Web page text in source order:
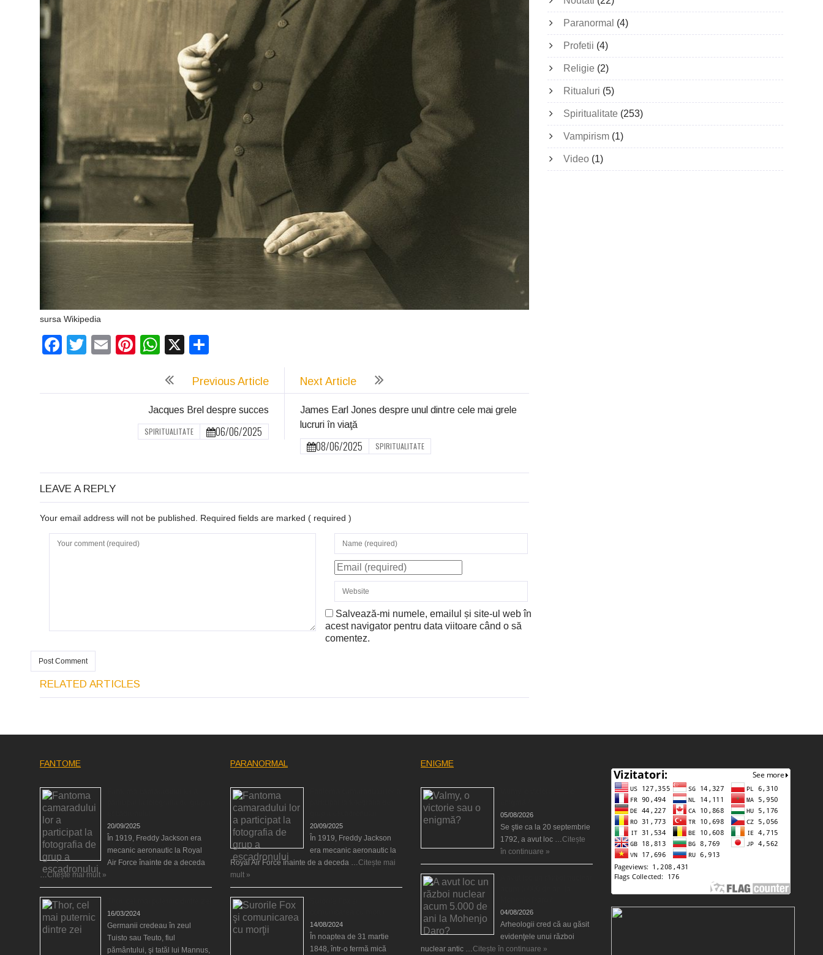
sursa Wikipedia
Facebook
Twitter
EmailPinterest
WhatsApp
X
Previous Article
Jacques Brel despre succes
06/06/2025
SPIRITUALITATE
Next Article
James Earl Jones despre unul dintre cele mai grele
lucruri în viaţă
08/06/2025 SPIRITUALITATE
LEAVE A REPLY
Your email address will not be published. Required fields are marked ( required )
Salvează-mi numele, emailul și site-ul web în
acest navigator pentru data viitoare când o să
comentez.
RELATED ARTICLES
Paranormal (4)
Profetii (4)
Religie (2)
Ritualuri (5)
Spiritualitate (253)
Vampirism (1)
Video (1)
FANTOME
20/09/2025
În 1919, Freddy Jackson era
mecanic aeronautic la Royal
Air Force înainte de a deceda
…Citește mai mult »
16/03/2024
Germanii credeau în zeul
Tuisto sau Teuto, fiul
pământului, şi tatăl lui Mannus,
PARANORMAL
20/09/2025
În 1919, Freddy Jackson
era mecanic aeronautic la
Royal Air Force înainte de a deceda …Citește mai
mult »
14/08/2024
În noaptea de 31 martie
1848, într-o fermă mică
ENIGME
05/08/2026
Se ştie ca la 20 septembrie
1792, a avut loc …Citește
în continuare »
04/08/2026
Arheologii cred că au găsit
evidenţele unui război
nuclear antic …Citește în continuare »